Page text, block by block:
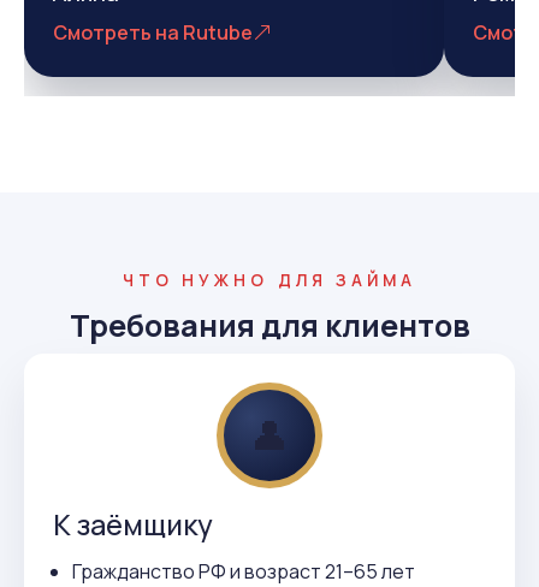
Смотреть на Rutube
ЧТО НУЖНО ДЛЯ ЗАЙМА
Требования для клиентов
👤
К заёмщику
Гражданство РФ и возраст 21–65 лет